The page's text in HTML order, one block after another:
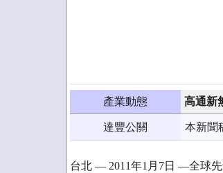
產業動態 高通新
達豐公關 本新聞
台北 — 2011年1月7日 —全球